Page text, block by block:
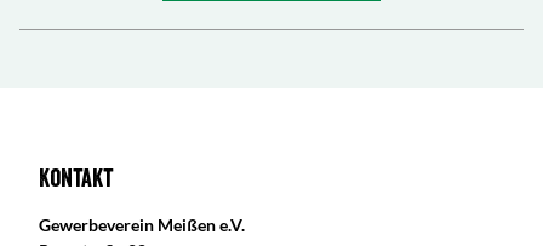
Kontakt
Gewerbeverein Meißen e.V.